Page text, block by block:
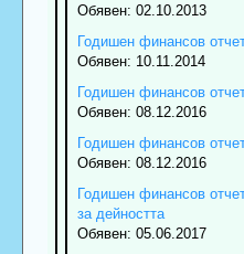
Обявен: 02.10.2013
Годишен финансов
Обявен: 10.11.2014
Годишен финансов
Обявен: 08.12.2016
Годишен финансов
Обявен: 08.12.2016
Годишен финансов
за дейността
Обявен: 05.06.2017